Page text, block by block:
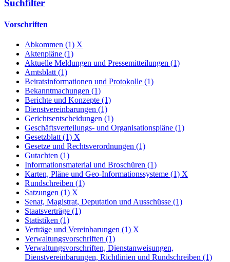
Suchfilter
Vorschriften
Abkommen (1) X
Aktenpläne (1)
Aktuelle Meldungen und Pressemitteilungen (1)
Amtsblatt (1)
Beiratsinformationen und Protokolle (1)
Bekanntmachungen (1)
Berichte und Konzepte (1)
Dienstvereinbarungen (1)
Gerichtsentscheidungen (1)
Geschäftsverteilungs- und Organisationspläne (1)
Gesetzblatt (1) X
Gesetze und Rechtsverordnungen (1)
Gutachten (1)
Informationsmaterial und Broschüren (1)
Karten, Pläne und Geo-Informationssysteme (1) X
Rundschreiben (1)
Satzungen (1) X
Senat, Magistrat, Deputation und Ausschüsse (1)
Staatsverträge (1)
Statistiken (1)
Verträge und Vereinbarungen (1) X
Verwaltungsvorschriften (1)
Verwaltungsvorschriften, Dienstanweisungen,
Dienstvereinbarungen, Richtlinien und Rundschreiben (1)